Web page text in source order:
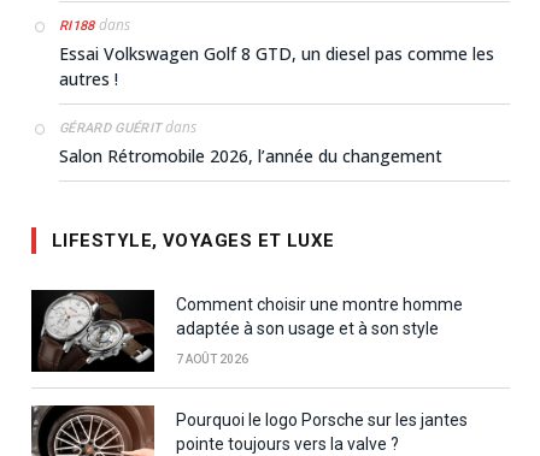
RI188dans
Essai Volkswagen Golf 8 GTD, un diesel pas comme les
autres !
GÉRARD GUÉRITdans
Salon Rétromobile 2026, l’année du changement
LIFESTYLE, VOYAGES ET LUXE
Comment choisir une montre homme
adaptée à son usage et à son style
7 AOÛT 2026
Pourquoi le logo Porsche sur les jantes
pointe toujours vers la valve ?